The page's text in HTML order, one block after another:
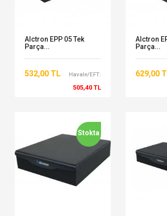
Alctron EPP 05 Tek
Parça...
532,00 TL Havale/EFT:
505,40 TL
Alctron
Parça...
629,00
Stokta